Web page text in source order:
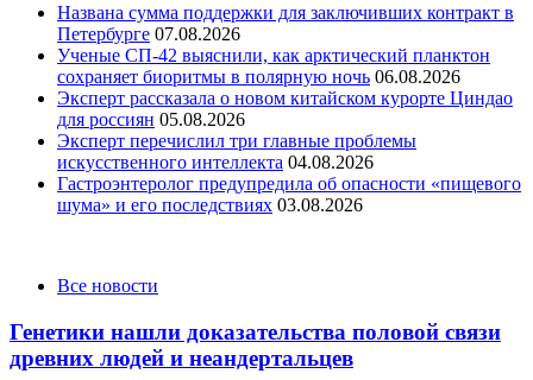
Названа сумма поддержки для заключивших контракт в
Петербурге 07.08.2026
Ученые СП-42 выяснили, как арктический планктон
сохраняет биоритмы в полярную ночь 06.08.2026
Эксперт рассказала о новом китайском курорте Циндао
для россиян 05.08.2026
Эксперт перечислил три главные проблемы
искусственного интеллекта 04.08.2026
Гастроэнтеролог предупредила об опасности «пищевого
шума» и его последствиях 03.08.2026
CategoriesВсе новости
Генетики нашли доказательства половой связи
древних людей и неандертальцев